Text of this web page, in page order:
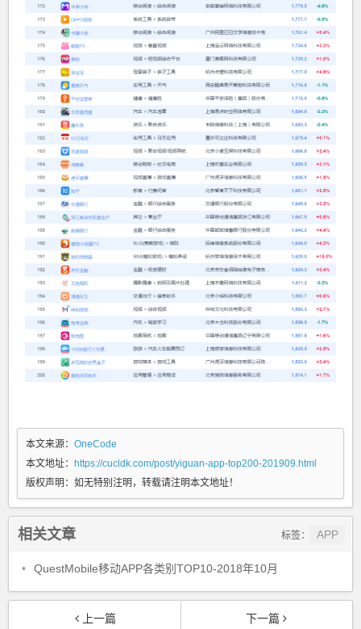
本文来源： OneCode
本文地址： https://cucldk.com/post/yiguan-app-top200-201909.html
版权声明： 如无特别注明，转载请注明本文地址！
相关文章 标签： APP
• QuestMobile移动APP各类别TOP10-2018年10月
上一篇 下一篇